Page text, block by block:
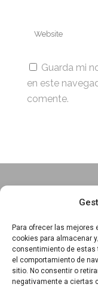
Para ofrecer las
cookies para almacenar
consentimiento de estas
el comportamiento de
sitio. No consentir o
negativamente a ciertas
Guarda mi
en este
comente.
Essentia ·
C/